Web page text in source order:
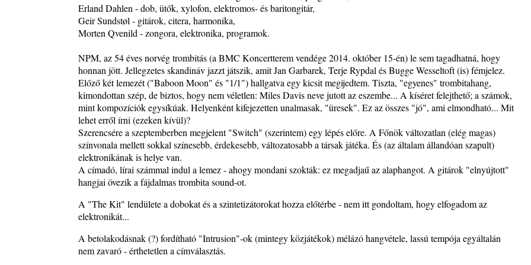
Exkluzív interjú Bóna Lászlóval
2026. augusztus 01.
Ma 40 éves Gyarmati Gábor és 54 éves Florian Ross
Vér, tornádó és jazz – megjelent a Daveform Quintet és
Kurt Rosenwinkel közös lemezének új előfutára, a
Sharknado
2026. július 31.
Magyar jazzmuzsikus szülők és zenész gyermekeik – 42.
rész: Vörös László + Vörösné Strausz Eszter + Vörös
Bence
2026. július 30.
The Next Generation — 11. rész: Horváth Szabolcs
2026. július 25.
Eged Márton: Old Songs
2026. július 25.
FREE JAZZ ALBUMS 2026 - 134. rész
2026. július 16.
Erland Dahlen - dob, ütők, xylofon, elektromos- és baritongitár,
Geir Sundstøl - gitárok, citera, harmonika,
Morten Qvenild - zongora, elektronika, programok.
NPM, az 54 éves norvég trombitás (a BMC Koncertterem vendége 2014. október 15-én) le sem tagadhatná, hogy
honnan jött. Jellegzetes skandináv jazzt játszik, amit Jan Garbarek, Terje Rypdal és Bugge Wesseltoft (is) fémjelez.
Előző két lemezét ("Baboon Moon" és "1/1") hallgatva egy kicsit megijedtem. Tiszta, "egyenes" trombitahang,
kimondottan szép, de biztos, hogy nem véletlen: Miles Davis neve jutott az eszembe... A kíséret felejthető; a számok,
mint kompozíciók egysíkúak. Helyenként kifejezetten unalmasak, "üresek". Ez az összes "jó", ami elmondható... Mit
lehet erről írni (ezeken kívül)?
Szerencsére a szeptemberben megjelent "Switch" (szerintem) egy lépés előre. A Főnök változatlan (elég magas)
színvonala mellett sokkal színesebb, érdekesebb, változatosabb a társak játéka. És (az általam állandóan szapult)
elektronikának is helye van.
A címadó, lírai számmal indul a lemez - ahogy mondani szokták: ez megadjaű az alaphangot. A gitárok "elnyújtott"
hangjai övezik a fájdalmas trombita sound-ot.
A "The Kit" lendülete a dobokat és a szintetizátorokat hozza előtérbe - nem itt gondoltam, hogy elfogadom az
elektronikát...
A betolakodásnak (?) fordítható "Intrusion"-ok (mintegy közjátékok) mélázó hangvétele, lassú tempója egyáltalán
nem zavaró - érthetetlen a címválasztás.